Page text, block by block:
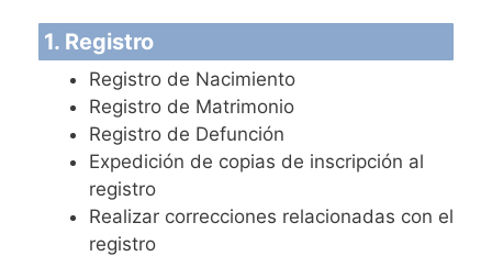
1. Registro
Registro de Nacimiento
Registro de Matrimonio
Registro de Defunción
Expedición de copias de inscripción al
registro
Realizar correcciones relacionadas con el
registro